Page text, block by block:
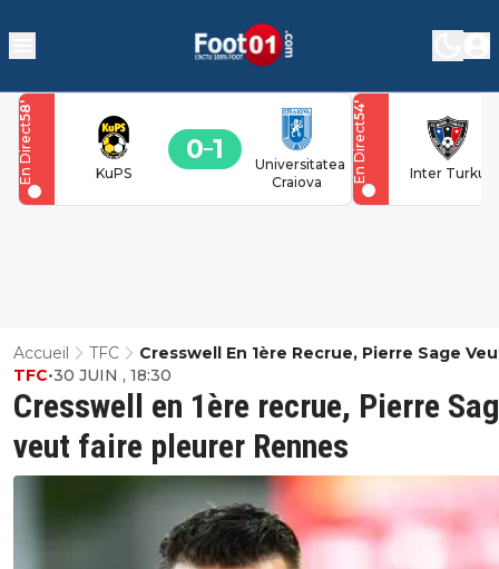
KuPS
0 1
Universitatea
Craiova
58
'
En Direct Inter Turku
54
'
En Direct
Accueil TFC
Cresswell En 1ère Recrue, Pierre Sage
Faire Pleurer Rennes
Cresswell en 1ère recrue, Pierre
veut faire pleurer Rennes
TFC•30 JUIN , 18:30